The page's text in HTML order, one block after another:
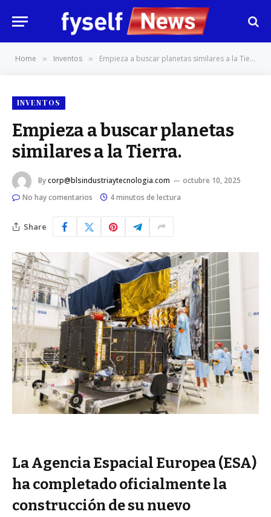
Home » Inventos » Empieza a buscar planetas similares a la Tierra.
INVENTOS
Empieza a buscar planetas
similares a la Tierra.
Bycorp@blsindustriaytecnologia.com
octubre 10, 2025
No hay comentarios
4 minutos de lectura
Share
La Agencia Espacial Europea (ESA)
ha completado oficialmente la
construcción de su nuevo